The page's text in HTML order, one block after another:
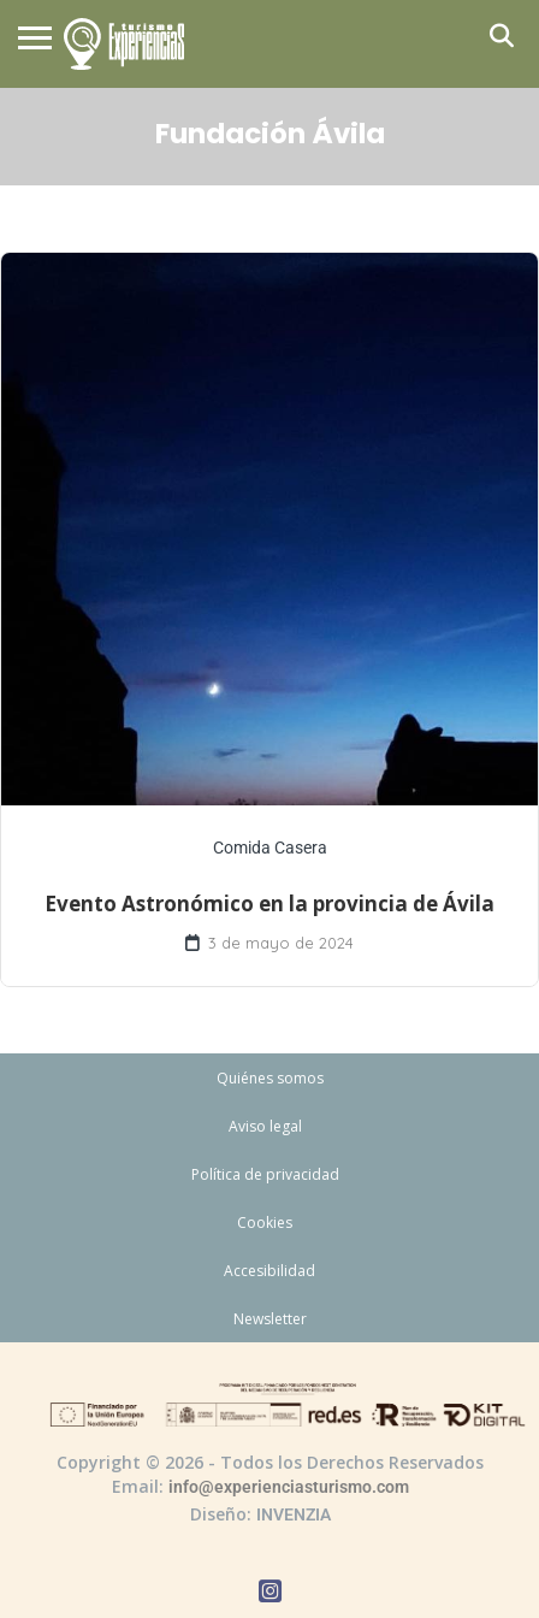
Fundación Ávila
Comida Casera
Evento Astronómico en la provincia de Ávila
3 de mayo de 2024
Quiénes somos
Aviso legal
Política de privacidad
Cookies
Accesibilidad
Newsletter
Copyright © 2026 - Todos los Derechos Reservados
Email: info@experienciasturismo.com
Diseño: INVENZIA